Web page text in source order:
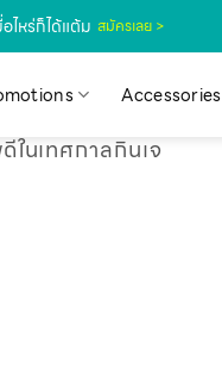
ไหร่ก็ได้แต้ม สมัครเลย >
Accessories
นเทศกาลกินเจ